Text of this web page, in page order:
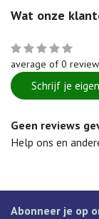
Wat onze
average of 0
Schrijf je
Geen reviews
Help ons en
Abonneer je op